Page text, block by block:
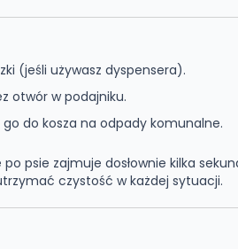
(jeśli używasz dyspensera).
otwór w podajniku.
do kosza na odpady komunalne.
psie zajmuje dosłownie kilka
czystość w każdej sytuacji.